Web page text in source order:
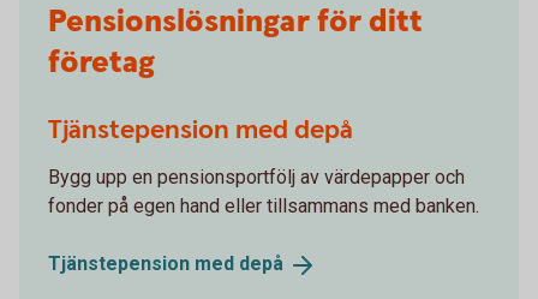
Pensionslösningar för ditt
företag
Tjänstepension med depå
Bygg upp en pensionsportfölj av värdepapper och
fonder på egen hand eller tillsammans med banken.
Tjänstepension med depå